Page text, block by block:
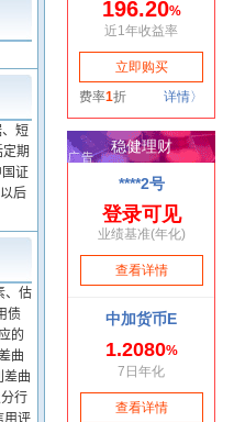
短
期
证
后
、估
债
的
曲
差曲
行
用评